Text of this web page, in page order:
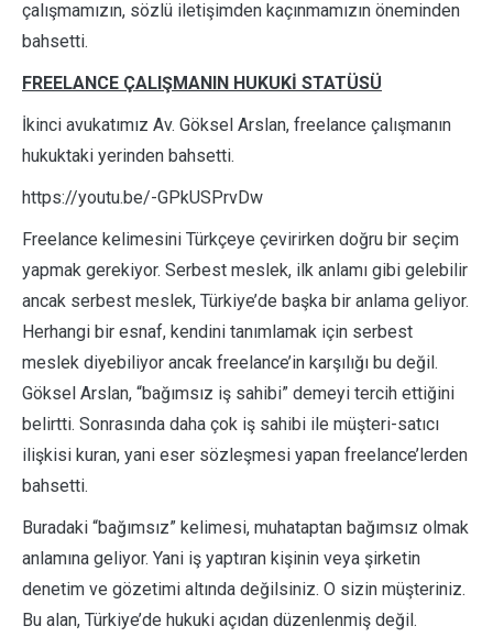
çalışmamızın, sözlü iletişimden kaçınmamızın öneminden
bahsetti.
FREELANCE ÇALIŞMANIN HUKUKİ STATÜSÜ
İkinci avukatımız Av. Göksel Arslan, freelance çalışmanın
hukuktaki yerinden bahsetti.
https://youtu.be/-GPkUSPrvDw
Freelance kelimesini Türkçeye çevirirken doğru bir seçim
yapmak gerekiyor. Serbest meslek, ilk anlamı gibi gelebilir
ancak serbest meslek, Türkiye’de başka bir anlama geliyor.
Herhangi bir esnaf, kendini tanımlamak için serbest
meslek diyebiliyor ancak freelance’in karşılığı bu değil.
Göksel Arslan, “bağımsız iş sahibi” demeyi tercih ettiğini
belirtti. Sonrasında daha çok iş sahibi ile müşteri-satıcı
ilişkisi kuran, yani eser sözleşmesi yapan freelance’lerden
bahsetti.
Buradaki “bağımsız” kelimesi, muhataptan bağımsız olmak
anlamına geliyor. Yani iş yaptıran kişinin veya şirketin
denetim ve gözetimi altında değilsiniz. O sizin müşteriniz.
Bu alan, Türkiye’de hukuki açıdan düzenlenmiş değil.